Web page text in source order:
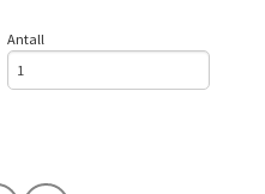
Antall